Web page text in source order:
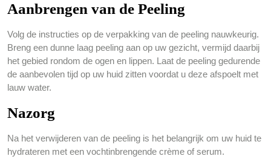
Aanbrengen van de Peeling
Volg de instructies op de verpakking van de peeling nauwkeurig.
Breng een dunne laag peeling aan op uw gezicht, vermijd daarbij
het gebied rondom de ogen en lippen. Laat de peeling gedurende
de aanbevolen tijd op uw huid zitten voordat u deze afspoelt met
lauw water.
Nazorg
Na het verwijderen van de peeling is het belangrijk om uw huid te
hydrateren met een vochtinbrengende crème of serum.